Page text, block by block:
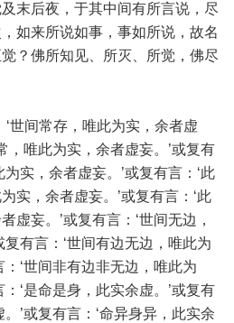
末后夜，于其中间有所言说，尽
如来所说如事，事如所说，故名
？佛所知见、所灭、所觉，佛尽
世间常存，唯此为实，余者虚
，唯此为实，余者虚妄。’或复有
实，余者虚妄。’或复有言：‘此
实，余者虚妄。’或复有言：‘此
虚妄。’或复有言：‘世间无边，
有言：‘世间有边无边，唯此为
‘世间非有边非无边，唯此为
‘是命是身，此实余虚。’或复有
’或复有言：‘命异身异，此实余